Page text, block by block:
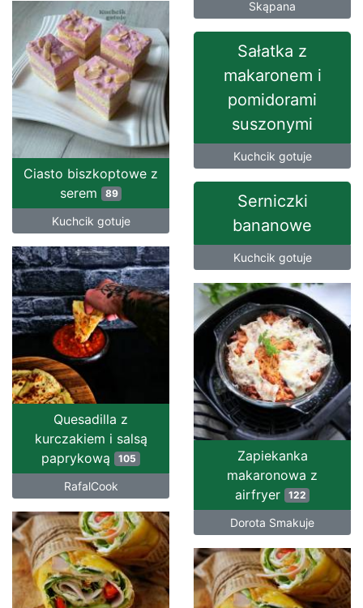
Skąpana
Ciasto biszkoptowe z
serem
89
Kuchcik gotuje
Sałatka z
makaronem i
pomidorami
suszonymi
Kuchcik gotuje
Serniczki
bananowe
Kuchcik gotuje
Quesadilla z
kurczakiem i salsą
paprykową 105
RafalCook
Zapiekanka
makaronowa z
airfryer
122
Dorota Smakuje